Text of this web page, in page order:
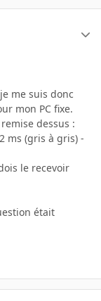
me suis donc
mon PC fixe.
dessus :
ms (gris à gris) -
le recevoir
était